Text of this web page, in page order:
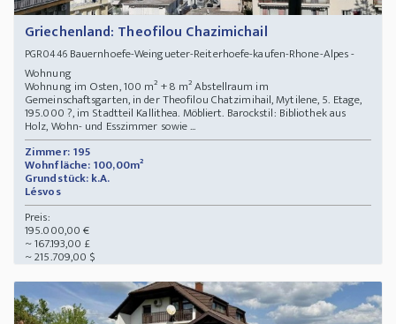
Griechenland: Theofilou Chazimichail
PGR0446Bauernhoefe-Weingueter-Reiterhoefe-kaufen-Rhone-Alpes -
Wohnung
Wohnung im Osten, 100 m² + 8 m² Abstellraum im
Gemeinschaftsgarten, in der Theofilou Chatzimihail, Mytilene, 5. Etage,
195.000 ?, im Stadtteil Kallithea. Möbliert. Barockstil: Bibliothek aus
Holz, Wohn- und Esszimmer sowie ...
Zimmer: 195
Wohnfläche: 100,00m²
Grundstück: k.A.
Lésvos
Preis:
195.000,00 €
~ 167.193,00 £
~ 215.709,00 $